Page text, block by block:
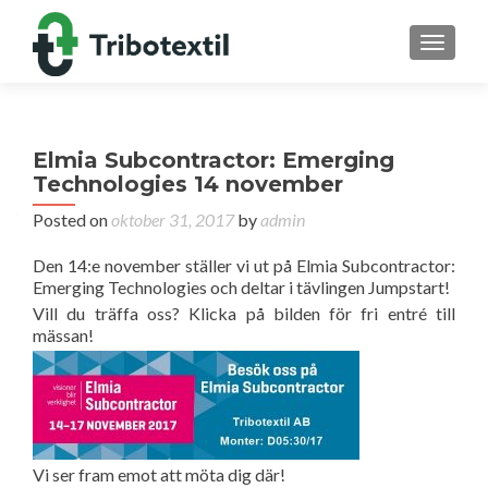
Elmia Subcontractor: Emerging
Technologies 14 november
Posted onoktober 31, 2017byadmin
Den 14:e november ställer vi ut på Elmia Subcontractor:
Emerging Technologies och deltar i tävlingen Jumpstart!
Vill du träffa oss? Klicka på bilden för fri entré till
mässan!
Vi ser fram emot att möta dig där!